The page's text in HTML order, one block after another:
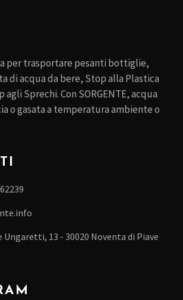
per trasportare pesanti bottiglie,
di acqua da bere, Stop alla Plastica
Sprechi. Con SORGENTE, acqua
o gasata a temperatura ambiente o
Ungaretti, 13 - 30020 Noventa di Piave